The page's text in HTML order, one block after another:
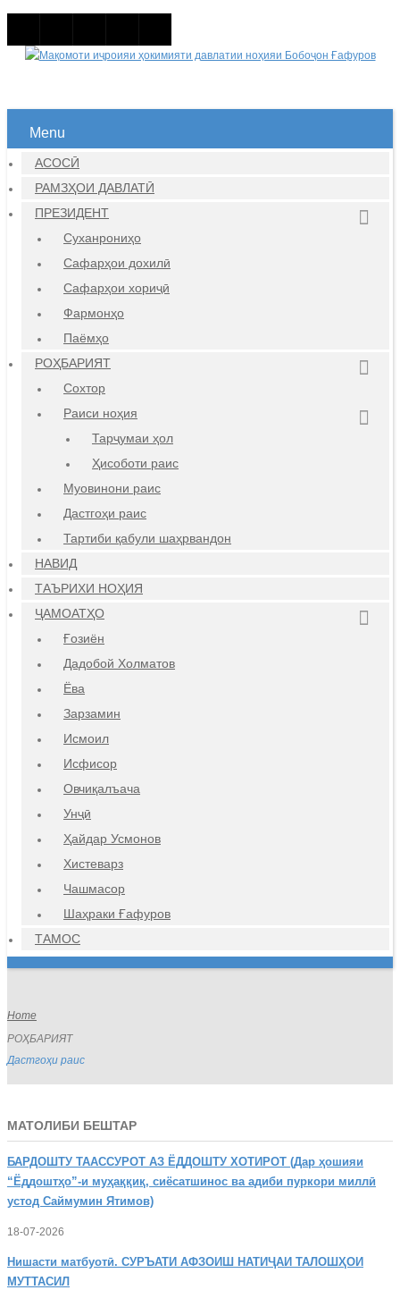
Menu
АСОСӢ
РАМЗҲОИ ДАВЛАТӢ
ПРЕЗИДЕНТ
Суханрониҳо
Сафарҳои дохилӣ
Сафарҳои хориҷӣ
Фармонҳо
Паёмҳо
РОҲБАРИЯТ
Сохтор
Раиси ноҳия
Тарҷумаи ҳол
Ҳисоботи раис
Муовинони раис
Дастгоҳи раис
Тартиби қабули шаҳрвандон
НАВИД
ТАЪРИХИ НОҲИЯ
ҶАМОАТҲО
Ғозиён
Дадобой Холматов
Ёва
Зарзамин
Исмоил
Исфисор
Овчиқалъача
Унҷӣ
Ҳайдар Усмонов
Хистеварз
Чашмасор
Шаҳраки Ғафуров
ТАМОС
Home
РОҲБАРИЯТ
Дастгоҳи раис
МАТОЛИБИ БЕШТАР
БАРДОШТУ ТААССУРОТ АЗ ЁДДОШТУ ХОТИРОТ (Дар ҳошияи
“Ёддоштҳо”-и муҳаққиқ, сиёсатшинос ва адиби пуркори миллӣ
устод Саймумин Ятимов)
18-07-2026
Нишасти матбуотӣ. СУРЪАТИ АФЗОИШ НАТИҶАИ ТАЛОШҲОИ
МУТТАСИЛ